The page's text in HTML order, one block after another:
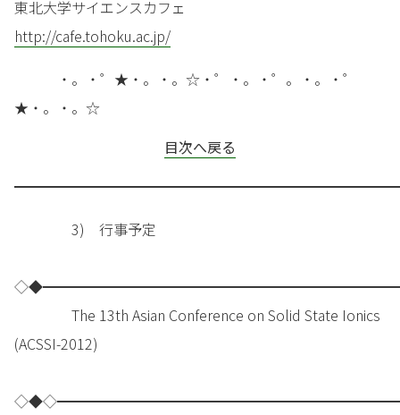
東北大学サイエンスカフェ
http://cafe.tohoku.ac.jp/
・。・゜★・。・。☆・゜・。・゜。・。・゜
★・。・。☆
目次へ戻る
3) 行事予定
The 13th Asian Conference on Solid State Ionics
(ACSSI-2012)